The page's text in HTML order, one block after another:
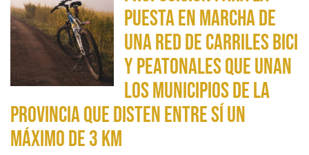
puesta en marcha de
una red de carriles bici
y peatonales que unan
los municipios de la
provincia que disten entre sí un
máximo de 3 km